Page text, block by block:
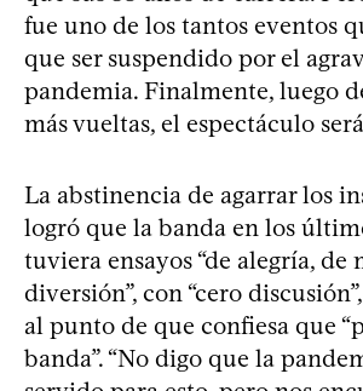
fue uno de los tantos eventos
que ser suspendido por el
pandemia. Finalmente, luego
más vueltas, el espectáculo
La abstinencia de agarrar los
logró que la banda en los
tuviera ensayos “de alegría, de
diversión”, con “cero
al punto de que confiesa que
banda”. “No digo que la